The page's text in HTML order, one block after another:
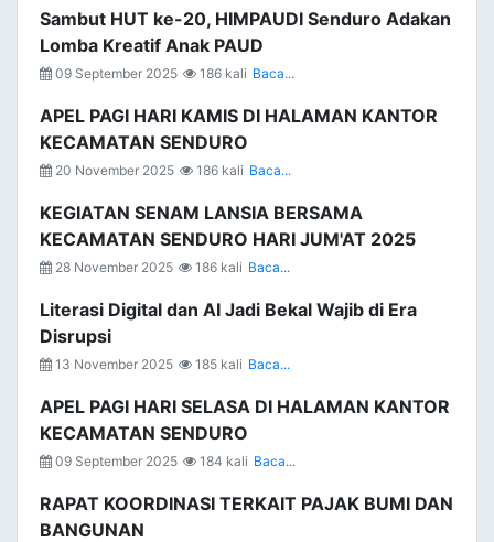
Sambut HUT ke-20, HIMPAUDI Senduro Adakan
Lomba Kreatif Anak PAUD
09 September 2025 186 kali Baca...
APEL PAGI HARI KAMIS DI HALAMAN KANTOR
KECAMATAN SENDURO
20 November 2025 186 kali Baca...
KEGIATAN SENAM LANSIA BERSAMA
KECAMATAN SENDURO HARI JUM'AT 2025
28 November 2025 186 kali Baca...
Literasi Digital dan AI Jadi Bekal Wajib di Era
Disrupsi
13 November 2025 185 kali Baca...
APEL PAGI HARI SELASA DI HALAMAN KANTOR
KECAMATAN SENDURO
09 September 2025 184 kali Baca...
RAPAT KOORDINASI TERKAIT PAJAK BUMI DAN
BANGUNAN